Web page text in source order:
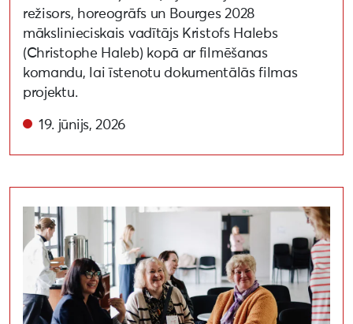
režisors, horeogrāfs un Bourges 2028
mākslinieciskais vadītājs Kristofs Halebs
(Christophe Haleb) kopā ar filmēšanas
komandu, lai īstenotu dokumentālās filmas
projektu.
19. jūnijs, 2026